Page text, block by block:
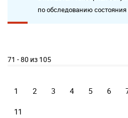
по обследованию
71 - 80 из 105
1 2 3 4 5 6
11